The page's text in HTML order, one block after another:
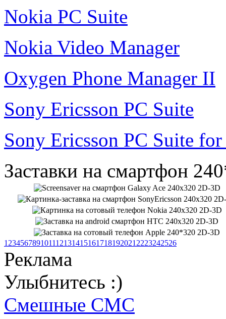
Nokia PC Suite
Nokia Video Manager
Oxygen Phone Manager II
Sony Ericsson PC Suite
Sony Ericsson PC Suite
Заставки на смартфон
1 23456789101112131415161718192021 2223242526
Реклама
Улыбнитесь :)
Смешные СМС